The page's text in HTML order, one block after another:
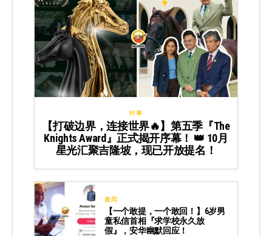
时事
【打破边界，连接世界🔥】第五季『The
Knights Award』正式揭开序幕！ 👑 10月
星光汇聚吉隆坡，现已开放提名！
趣闻
【一个敢提，一个敢回！】6岁男
童私信首相『求学校永久放
假』，安华幽默回应！